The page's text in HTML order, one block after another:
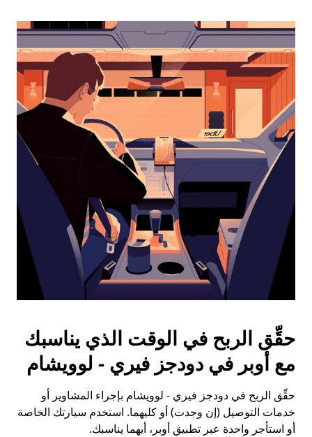
للأسفل
لاستخدام
التقويم
التاريخ.
اضغط
على
زر
الخروج
لإغلاق
التقويم.
حقِّق الربح في الوقت الذي يناسبك
مع أوبر في دودجز فيري - لوويشام
حقِّق الربح في دودجز فيري - لوويشام بإجراء المشاوير أو
خدمات التوصيل (إن وجدت) أو كليهما. استخدم سيارتك الخاصة
أو استأجر واحدة عبر تطبيق أوبر، أيهما يناسبك.